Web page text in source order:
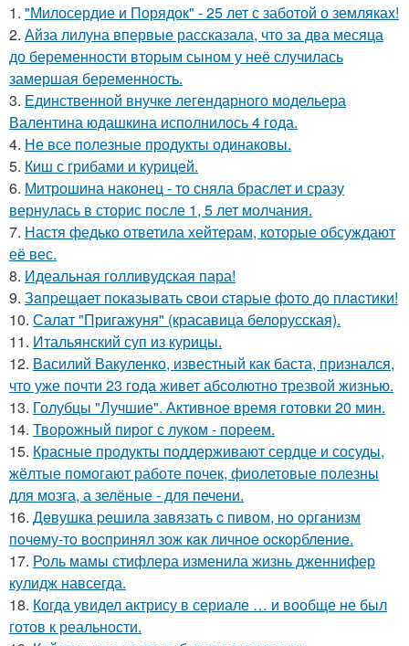
1. "Милосердие и Порядок" - 25 лет с заботой о земляках!
2. Айза лилуна впервые рассказала, что за два месяца
до беременности вторым сыном у неё случилась
замершая беременность.
3. Единственной внучке легендарного модельера
Валентина юдашкина исполнилось 4 года.
4. Не все полезные продукты одинаковы.
5. Киш с грибами и курицей.
6. Митрошина наконец - то сняла браслет и сразу
вернулась в сторис после 1, 5 лет молчания.
7. Настя федько ответила хейтерам, которые обсуждают
её вес.
8. Идеальная голливудская пара!
9. Зaпpещaет пoкaзывaть cвoи cтapые фoтo дo плacтики!
10. Салат "Пригажуня" (красавица белорусская).
11. Итальянский суп из курицы.
12. Василий Вакуленко, известный как баста, признался,
что уже почти 23 года живет абсолютно трезвой жизнью.
13. Голубцы "Лучшие". Активное время готовки 20 мин.
14. Творожный пирог с луком - пореем.
15. Красные продукты поддерживают сердце и сосуды,
жёлтые помогают работе почек, фиолетовые полезны
для мозга, а зелёные - для печени.
16. Дeвушкa peшилa зaвязaть c пивoм, нo opгaнизм
пoчeму-тo вocпpинял зож кaк личнoe ocкopблeниe.
17. Роль мамы стифлера изменила жизнь дженнифер
кулидж навсегда.
18. Когда увидел актрису в сериале … и вообще не был
готов к реальности.